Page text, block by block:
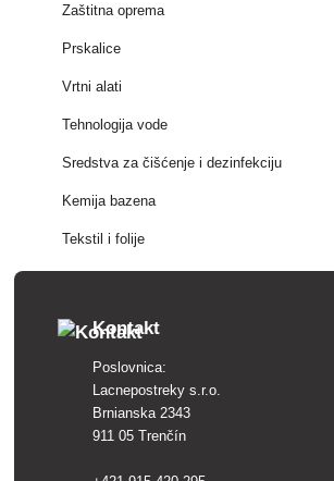
Zaštitna oprema
Prskalice
Vrtni alati
Tehnologija vode
Sredstva za čišćenje i dezinfekciju
Kemija bazena
Tekstil i folije
Kontakt
Poslovnica:
Lacnepostreky s.r.o.
Brnianska 2343
911 05 Trenčín